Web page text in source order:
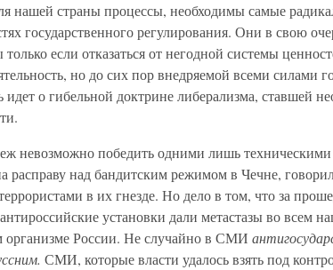
нашей страны процессы, необходимы самые
государственного регулирования. Они в свою
если отказаться от негодной системы
но до сих пор внедряемой всеми силами
идет о гибельной доктрине либерализма, ставшей
невозможно победить одними лишь
расправу над бандитским режимом в Чечне,
в их гнезде. Но дело в том, что за
установки дали метастазы во всем
организме России. Не случайно в СМИ
СМИ, которые власти удалось взять под